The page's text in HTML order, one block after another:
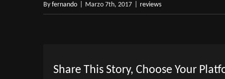
By fernando Marzo 7th, 2017 reviews
Share This Story, Choose Your